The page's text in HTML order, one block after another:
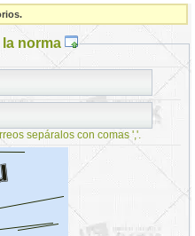
norma
sepáralos con comas ','.